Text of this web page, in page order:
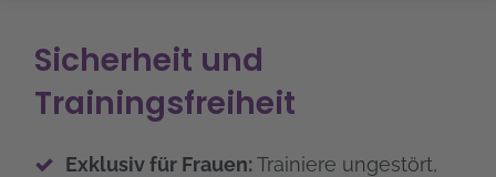
Sicherheit und
Trainingsfreiheit
Exklusiv für Frauen: Trainiere ungestört,